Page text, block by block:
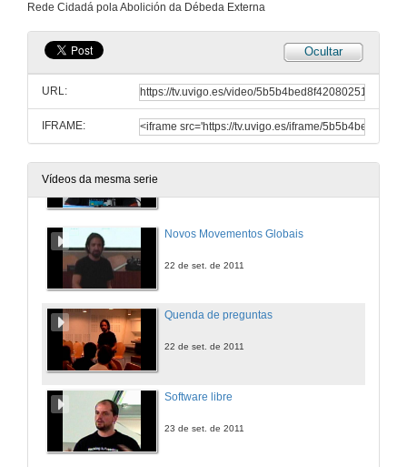
Rede Cidadá pola Abolición da Débeda Externa
Ocultar
URL:
IFRAME:
Vídeos da mesma serie
22 de set. de 2011
Novos Movementos Globais
22 de set. de 2011
Quenda de preguntas
22 de set. de 2011
Software libre
23 de set. de 2011